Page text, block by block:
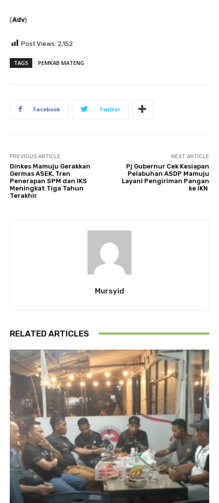
(Adv)
Post Views: 2,152
TAGS PEMKAB MATENG
Facebook Twitter
PREVIOUS ARTICLE
Dinkes Mamuju Gerakkan
Germas ASEK, Tren
Penerapan SPM dan IKS
Meningkat Tiga Tahun
Terakhir
NEXT ARTICLE
Pj Gubernur Cek Kesiapan
Pelabuhan ASDP Mamuju
Layani Pengiriman Pangan
ke IKN
Mursyid
RELATED ARTICLES